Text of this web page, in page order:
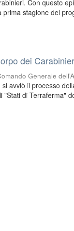
Con questo
stagione del
dei
Generale
avviò il processo
di Terraferma"